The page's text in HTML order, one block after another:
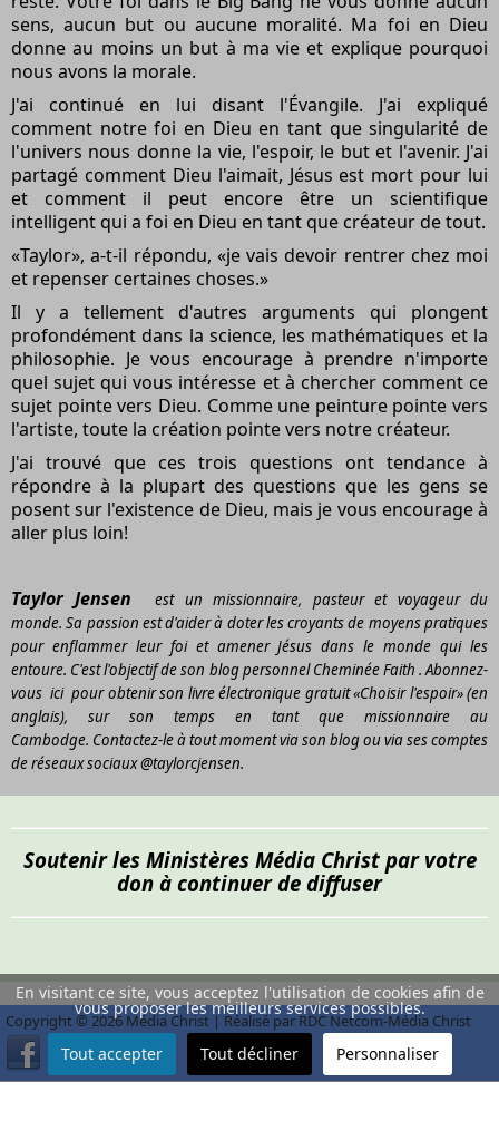
sens, aucun but ou aucune moralité. Ma foi en Dieu
donne au moins un but à ma vie et explique pourquoi
nous avons la morale.
J'ai continué en lui disant l'Évangile. J'ai expliqué
comment notre foi en Dieu en tant que singularité de
l'univers nous donne la vie, l'espoir, le but et l'avenir. J'ai
partagé comment Dieu l'aimait, Jésus est mort pour lui
et comment il peut encore être un scientifique
intelligent qui a foi en Dieu en tant que créateur de tout.
«Taylor», a-t-il répondu, «je vais devoir rentrer chez moi
et repenser certaines choses.»
Il y a tellement d'autres arguments qui plongent
profondément dans la science, les mathématiques et la
philosophie. Je vous encourage à prendre n'importe
quel sujet qui vous intéresse et à chercher comment ce
sujet pointe vers Dieu. Comme une peinture pointe vers
l'artiste, toute la création pointe vers notre créateur.
J'ai trouvé que ces trois questions ont tendance à
répondre à la plupart des questions que les gens se
posent sur l'existence de Dieu, mais je vous encourage à
aller plus loin!
Taylor Jensen
est un missionnaire, pasteur et voyageur du
monde. Sa passion est d'aider à doter les croyants de moyens pratiques
pour enflammer leur foi et amener Jésus dans le monde qui les
entoure. C'est l'objectif de son blog personnelCheminée Faith .Abonnez-
vous ici pour obtenir son livre électronique gratuit «Choisir l'espoir» (en
anglais), sur son temps en tant que missionnaire au
Cambodge. Contactez-le à tout moment via son blog ou via ses comptes
de réseaux sociaux @taylorcjensen.
Soutenir les Ministères Média Christ par votre
don à continuer de diffuser
Copyright © 2026 Média Christ | Réalisé par RDC Netcom-Média Christ
En visitant ce site, vous acceptez l'utilisation de cookies afin de
vous proposer les meilleurs services possibles.
Tout accepter Tout décliner Personnaliser